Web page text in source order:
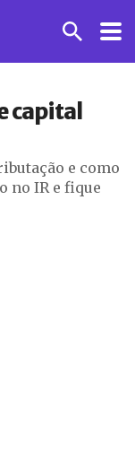
capital
e como
no IR e fique